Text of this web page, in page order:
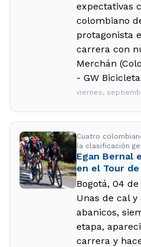
expectativas
colombiano
protagonista
carrera con
Merchán
- GW
viernes,
Cuatro
la clasificación
Egan Bernal
en el Tour
Bogotá, 04
Unas de cal
abanicos,
etapa,
carrera y